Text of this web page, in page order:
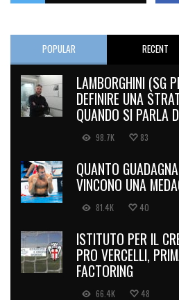
POPULAR RECENT
LAMBORGHINI (SG
DEFINIRE UNA
QUANDO SI PARLA
98.7K 83
QUANTO
VINCONO UNA
81.4K 40
ISTITUTO PER IL
PRO VERCELLI,
FACTORING
66.4K 48